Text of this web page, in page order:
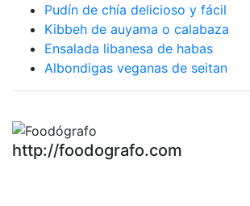
Pudín de chía delicioso y fácil
Kibbeh de auyama o calabaza
Ensalada libanesa de habas
Albondigas veganas de seitan
http://foodografo.com